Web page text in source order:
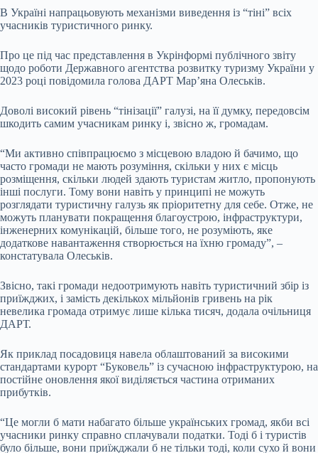
В Україні напрацьовують механізми виведення із “тіні” всіх
учасників туристичного ринку.
Про це під час представлення в Укрінформі публічного звіту
щодо роботи Державного агентства розвитку туризму України у
2023 році повідомила голова ДАРТ Мар’яна Олеськів.
Доволі високий рівень “тінізації” галузі, на її думку, передовсім
шкодить самим учасникам ринку і, звісно ж, громадам.
“Ми активно співпрацюємо з місцевою владою й бачимо, що
часто громади не мають розуміння, скільки у них є місць
розміщення, скільки людей здають туристам житло, пропонують
інші послуги. Тому вони навіть у принципі не можуть
розглядати туристичну галузь як пріоритетну для себе. Отже, не
можуть планувати покращення благоустрою, інфраструктури,
інженерних комунікацій, більше того, не розуміють, яке
додаткове навантаження створюється на їхню громаду”, –
констатувала Олеськів.
Звісно, такі громади недоотримують навіть туристичний збір із
приїжджих, і замість декількох мільйонів гривень на рік
невелика громада отримує лише кілька тисяч, додала очільниця
ДАРТ.
Як приклад посадовиця навела облаштований за високими
стандартами курорт “Буковель” із сучасною інфраструктурою, на
постійне оновлення якої виділяється частина отриманих
прибутків.
“Це могли б мати набагато більше українських громад, якби всі
учасники ринку справно сплачували податки. Тоді б і туристів
було більше, вони приїжджали б не тільки тоді, коли сухо й вони